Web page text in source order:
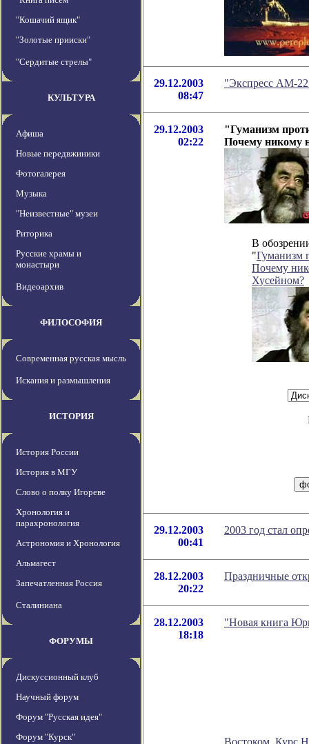
"Кошачий ящик"
"Золотые прииски"
"Сердитые стрелы"
КУЛЬТУРА
Афиша
Новые передвжиники
Фотогалерея
Музыка
"Неизвестные" музеи
Риторика
Русские храмы и
монастыри
Видеоархив
ФИЛОСОФИЯ
Современная русская мысль
Искания и размышления
ИСТОРИЯ
История России
История в МГУ
Слово о полку Игореве
Хронология и
парахронология
Астрономия и Хронология
Альмагест
Запечатленная Россия
Сталиниана
ФОРУМЫ
Дискуссионный клуб
Научный форум
Форум "Русская идея"
Форум "Курск"
29.12.2003
08:47
"Экспресс АМ-
29.12.2003
02:22
"Гуманизм
Почему никому
В
"Гуманизм
Почему
Хусейном?
29.12.2003
00:41
2003 год стал
28.12.2003
20:22
Праздничные
28.12.2003
18:18
"Новая книга